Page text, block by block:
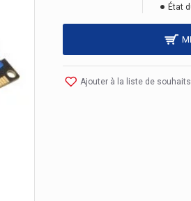
État
Ajouter à la liste de souhaits